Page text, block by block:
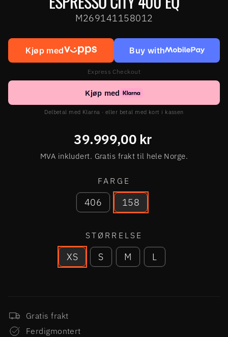
M269141158012
Kjøp med Buy with
Express Checkout
Kjøp med
Delbetal med Klarna · eller betal med kort i kassen
Ordinær
39.999,00 kr
MVA inkludert. Gratis frakt til hele Norge.
FARGE
406 158
STØRRELSE
XS S M L
Gratis frakt
Ferdigmontert